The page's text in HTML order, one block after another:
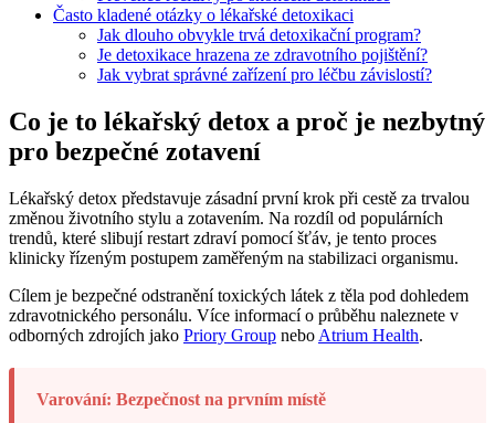
Často kladené otázky o lékařské detoxikaci
Jak dlouho obvykle trvá detoxikační program?
Je detoxikace hrazena ze zdravotního pojištění?
Jak vybrat správné zařízení pro léčbu závislostí?
Co je to lékařský detox a proč je nezbytný
pro bezpečné zotavení
Lékařský detox představuje zásadní první krok při cestě za trvalou
změnou životního stylu a zotavením. Na rozdíl od populárních
trendů, které slibují restart zdraví pomocí šťáv, je tento proces
klinicky řízeným postupem zaměřeným na stabilizaci organismu.
Cílem je bezpečné odstranění toxických látek z těla pod dohledem
zdravotnického personálu. Více informací o průběhu naleznete v
odborných zdrojích jako Priory Group nebo Atrium Health.
Varování: Bezpečnost na prvním místě